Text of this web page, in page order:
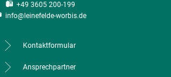
+49 3605 200-199
info@leinefelde-worbis.de
Kontaktformular
Ansprechpartner